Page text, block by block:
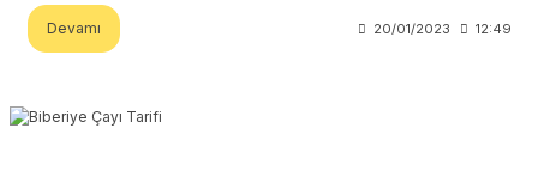
Devamı 20/01/2023 12:49